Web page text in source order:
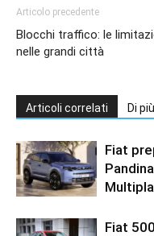
Articolo precedente
Blocchi traffico: le
nelle grandi città
Articoli correlati Di
Fiat
Fiat